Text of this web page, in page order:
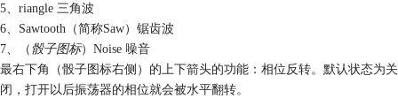
5、riangle 三角波
6、Sawtooth（简称Saw）锯齿波
7、（骰子图标）Noise 噪音
最右下角（骰子图标右侧）的上下箭头的功能：相位反转。默认状态为关
闭，打开以后振荡器的相位就会被水平翻转。